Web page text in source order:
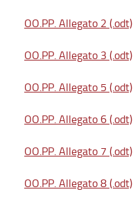
OO.PP. Allegato 2 (.odt)
OO.PP. Allegato 3 (.odt)
OO.PP. Allegato 5 (.odt)
OO.PP. Allegato 6 (.odt)
OO.PP. Allegato 7 (.odt)
OO.PP. Allegato 8 (.odt)